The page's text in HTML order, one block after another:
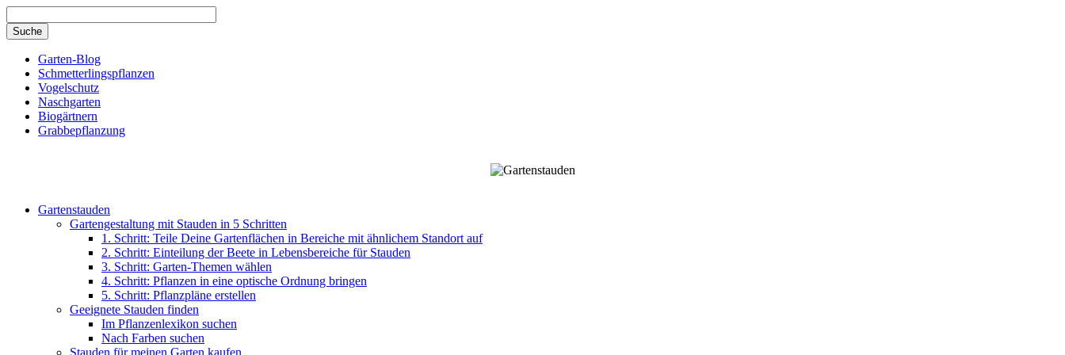
Garten-Blog
Schmetterlingspflanzen
Vogelschutz
Naschgarten
Biogärtnern
Grabbepflanzung
Gartenstauden
Gartengestaltung mit Stauden in 5 Schritten
1. Schritt: Teile Deine Gartenflächen in Bereiche mit ähnlichem Standort auf
2. Schritt: Einteilung der Beete in Lebensbereiche für Stauden
3. Schritt: Garten-Themen wählen
4. Schritt: Pflanzen in eine optische Ordnung bringen
5. Schritt: Pflanzpläne erstellen
Geeignete Stauden finden
Im Pflanzenlexikon suchen
Nach Farben suchen
Stauden für meinen Garten kaufen